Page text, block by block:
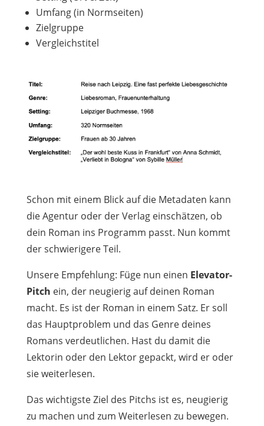
Umfang (in Normseiten)
Zielgruppe
Vergleichstitel
Schon mit einem Blick auf die Metadaten kann
die Agentur oder der Verlag einschätzen, ob
dein Roman ins Programm passt. Nun kommt
der schwierigere Teil.
Unsere Empfehlung: Füge nun einen Elevator-
Pitch ein, der neugierig auf deinen Roman
macht. Es ist der Roman in einem Satz. Er soll
das Hauptproblem und das Genre deines
Romans verdeutlichen. Hast du damit die
Lektorin oder den Lektor gepackt, wird er oder
sie weiterlesen.
Das wichtigste Ziel des Pitchs ist es, neugierig
zu machen und zum Weiterlesen zu bewegen.